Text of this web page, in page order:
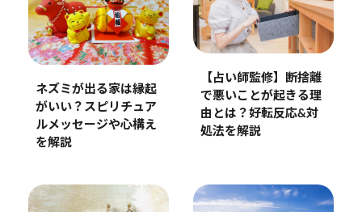
ネズミが出る家は縁起
がいい？スピリチュア
ルメッセージや心構え
を解説
【占い師監修】断捨離
で悪いことが起きる理
由とは？好転反応&対
処法を解説